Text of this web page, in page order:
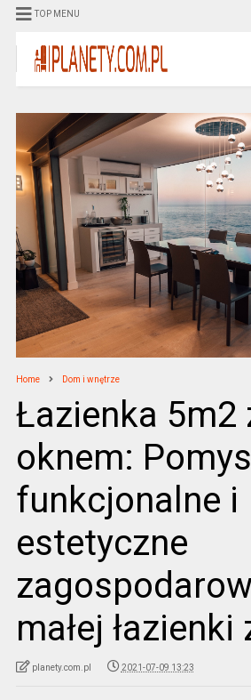
TOP MENU
Home Dom i wnętrze
Łazienka 5m2
oknem:
funkcjonalne i
estetyczne
małej
planety.com.pl 2021-07-09 13:23